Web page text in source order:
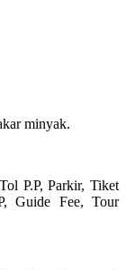
minyak.
P.P, Parkir, Tiket
Guide Fee, Tour